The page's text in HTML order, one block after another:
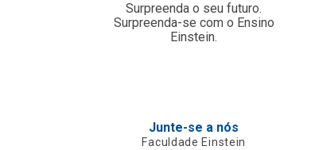
Surpreenda o seu futuro.
Surpreenda-se com o Ensino
Einstein.
Junte-se a nós
Faculdade Einstein